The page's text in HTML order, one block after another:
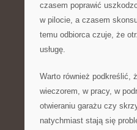
czasem poprawić
w pilocie, a czasem
temu odbiorca czuje, że
usługę.
Warto również podkreślić,
wieczorem, w pracy, w
otwieraniu garażu czy
natychmiast stają się